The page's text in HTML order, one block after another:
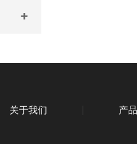
关于我们 产